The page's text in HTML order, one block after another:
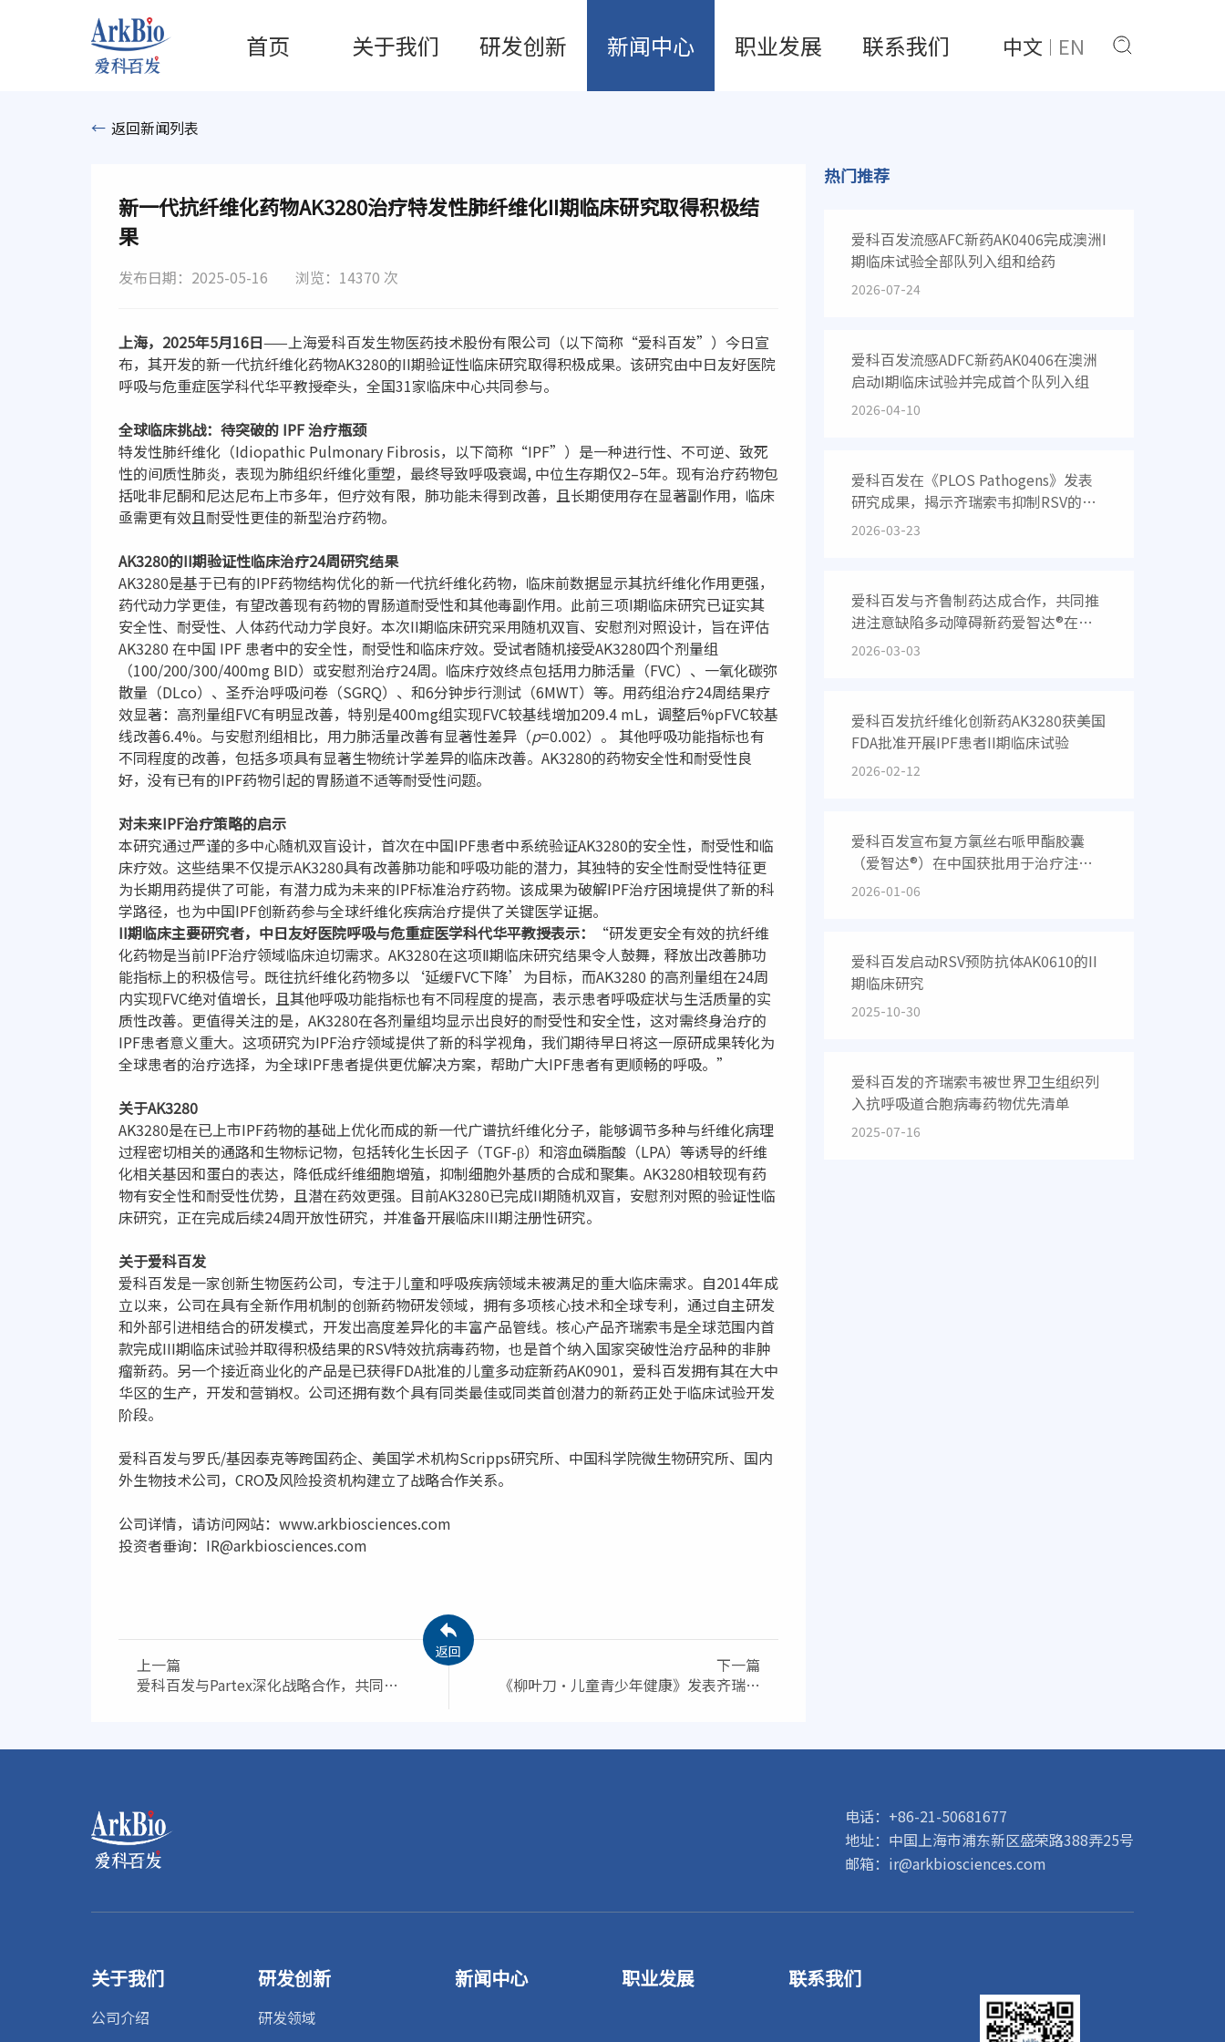
首页 关于我们 研发创新 新闻中心 职业发展 联系我们 中文 EN
← 返回新闻列表
新一代抗纤维化药物AK3280治疗特发性肺纤维化II期临床研究取得积极结
果
发布日期：2025-05-16 浏览：14370 次
上海，2025年5月16日——上海爱科百发生物医药技术股份有限公司（以下简称“爱科百发”）今日宣
布，其开发的新一代抗纤维化药物AK3280的II期验证性临床研究取得积极成果。该研究由中日友好医院
呼吸与危重症医学科代华平教授牵头，全国31家临床中心共同参与。
全球临床挑战：待突破的 IPF 治疗瓶颈
特发性肺纤维化（Idiopathic Pulmonary Fibrosis，以下简称“IPF”）是一种进行性、不可逆、致死
性的间质性肺炎，表现为肺组织纤维化重塑，最终导致呼吸衰竭, 中位生存期仅2–5年。现有治疗药物包
括吡非尼酮和尼达尼布上市多年，但疗效有限，肺功能未得到改善，且长期使用存在显著副作用，临床
亟需更有效且耐受性更佳的新型治疗药物。
AK3280的II期验证性临床治疗24周研究结果
AK3280是基于已有的IPF药物结构优化的新一代抗纤维化药物，临床前数据显示其抗纤维化作用更强，
药代动力学更佳，有望改善现有药物的胃肠道耐受性和其他毒副作用。此前三项I期临床研究已证实其
安全性、耐受性、人体药代动力学良好。本次II期临床研究采用随机双盲、安慰剂对照设计，旨在评估
AK3280 在中国 IPF 患者中的安全性，耐受性和临床疗效。受试者随机接受AK3280四个剂量组
（100/200/300/400mg BID）或安慰剂治疗24周。临床疗效终点包括用力肺活量（FVC）、一氧化碳弥
散量（DLco）、圣乔治呼吸问卷（SGRQ）、和6分钟步行测试（6MWT）等。用药组治疗24周结果疗
效显著：高剂量组FVC有明显改善，特别是400mg组实现FVC较基线增加209.4 mL，调整后%pFVC较基
线改善6.4%。与安慰剂组相比，用力肺活量改善有显著性差异（p=0.002）。 其他呼吸功能指标也有
不同程度的改善，包括多项具有显著生物统计学差异的临床改善。AK3280的药物安全性和耐受性良
好，没有已有的IPF药物引起的胃肠道不适等耐受性问题。
对未来IPF治疗策略的启示
本研究通过严谨的多中心随机双盲设计，首次在中国IPF患者中系统验证AK3280的安全性，耐受性和临
床疗效。这些结果不仅提示AK3280具有改善肺功能和呼吸功能的潜力，其独特的安全性耐受性特征更
为长期用药提供了可能，有潜力成为未来的IPF标准治疗药物。该成果为破解IPF治疗困境提供了新的科
学路径，也为中国IPF创新药参与全球纤维化疾病治疗提供了关键医学证据。
II期临床主要研究者，中日友好医院呼吸与危重症医学科代华平教授表示：
“研发更安全有效的抗纤维
化药物是当前IPF治疗领域临床迫切需求。AK3280在这项Ⅱ期临床研究结果令人鼓舞，释放出改善肺功
能指标上的积极信号。既往抗纤维化药物多以‘延缓FVC下降’为目标，而AK3280 的高剂量组在24周
内实现FVC绝对值增长，且其他呼吸功能指标也有不同程度的提高，表示患者呼吸症状与生活质量的实
质性改善。更值得关注的是，AK3280在各剂量组均显示出良好的耐受性和安全性，这对需终身治疗的
IPF患者意义重大。这项研究为IPF治疗领域提供了新的科学视角，我们期待早日将这一原研成果转化为
全球患者的治疗选择，为全球IPF患者提供更优解决方案，帮助广大IPF患者有更顺畅的呼吸。”
关于AK3280
AK3280是在已上市IPF药物的基础上优化而成的新一代广谱抗纤维化分子，能够调节多种与纤维化病理
过程密切相关的通路和生物标记物，包括转化生长因子（TGF-β）和溶血磷脂酸（LPA）等诱导的纤维
化相关基因和蛋白的表达，降低成纤维细胞增殖，抑制细胞外基质的合成和聚集。AK3280相较现有药
物有安全性和耐受性优势，且潜在药效更强。目前AK3280已完成II期随机双盲，安慰剂对照的验证性临
床研究，正在完成后续24周开放性研究，并准备开展临床III期注册性研究。
关于爱科百发
爱科百发是一家创新生物医药公司，专注于儿童和呼吸疾病领域未被满足的重大临床需求。自2014年成
立以来，公司在具有全新作用机制的创新药物研发领域，拥有多项核心技术和全球专利，通过自主研发
和外部引进相结合的研发模式，开发出高度差异化的丰富产品管线。核心产品齐瑞索韦是全球范围内首
款完成III期临床试验并取得积极结果的RSV特效抗病毒药物，也是首个纳入国家突破性治疗品种的非肿
瘤新药。另一个接近商业化的产品是已获得FDA批准的儿童多动症新药AK0901，爱科百发拥有其在大中
华区的生产，开发和营销权。公司还拥有数个具有同类最佳或同类首创潜力的新药正处于临床试验开发
阶段。
爱科百发与罗氏/基因泰克等跨国药企、美国学术机构Scripps研究所、中国科学院微生物研究所、国内
外生物技术公司，CRO及风险投资机构建立了战略合作关系。
公司详情，请访问网站：www.arkbiosciences.com
投资者垂询：IR@arkbiosciences.com
上一篇
爱科百发与Partex深化战略合作，共同推
下一篇
《柳叶刀·儿童青少年健康》发表齐瑞索
返回
热门推荐
爱科百发流感AFC新药AK0406完成澳洲I
期临床试验全部队列入组和给药
2026-07-24
爱科百发流感ADFC新药AK0406在澳洲
启动I期临床试验并完成首个队列入组
2026-04-10
爱科百发在《PLOS Pathogens》发表
研究成果，揭示齐瑞索韦抑制RSV的分
子机制
2026-03-23
爱科百发与齐鲁制药达成合作，共同推
进注意缺陷多动障碍新药爱智达®在中
国大陆的商业化进程
2026-03-03
爱科百发抗纤维化创新药AK3280获美国
FDA批准开展IPF患者II期临床试验
2026-02-12
爱科百发宣布复方氯丝右哌甲酯胶囊
（爱智达®）在中国获批用于治疗注意
缺陷多动障碍
2026-01-06
爱科百发启动RSV预防抗体AK0610的II
期临床研究
2025-10-30
爱科百发的齐瑞索韦被世界卫生组织列
入抗呼吸道合胞病毒药物优先清单
2025-07-16
电话：+86-21-50681677
地址：中国上海市浦东新区盛荣路388弄25号
邮箱：ir@arkbiosciences.com
关于我们
公司介绍
研发创新
研发领域
新闻中心 职业发展 联系我们